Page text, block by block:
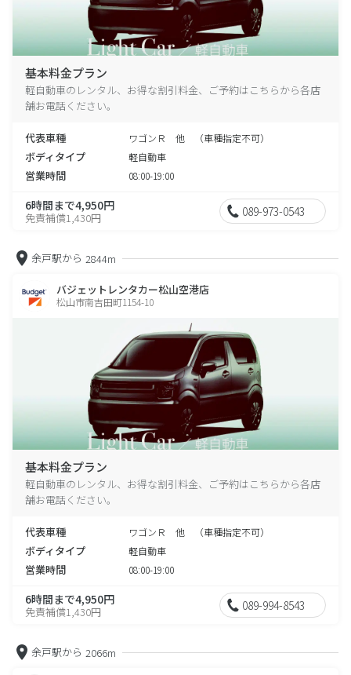
基本料金プラン
軽自動車のレンタル、お得な割引料金、ご予約はこちらから各店
舗お電話ください。
代表車種 ワゴンＲ 他 （車種指定不可）
ボディタイプ 軽自動車
営業時間 08:00-19:00
6時間まで4,950円
免責補償1,430円 089-973-0543
余戸駅から 2844m
バジェットレンタカー松山空港店
松山市南吉田町1154-10
基本料金プラン
軽自動車のレンタル、お得な割引料金、ご予約はこちらから各店
舗お電話ください。
代表車種 ワゴンＲ 他 （車種指定不可）
ボディタイプ 軽自動車
営業時間 08:00-19:00
6時間まで4,950円
免責補償1,430円 089-994-8543
余戸駅から 2066m